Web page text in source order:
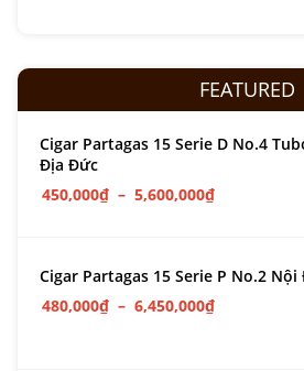
FEATURED
Cigar Partagas 15 Serie D No.4
Địa Đức
450,000₫ – 5,600,000₫
Cigar Partagas 15 Serie P No.2
480,000₫ – 6,450,000₫